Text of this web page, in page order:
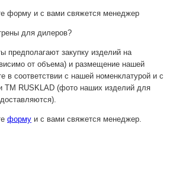
форму и с вами свяжется менеджер
для дилеров?
предполагают закупку изделий на
от объема) и размещение нашей
в соответствии с нашей номенклатурой и с
ТМ RUSKLAD (фото наших изделий для
форму и с вами свяжется менеджер.